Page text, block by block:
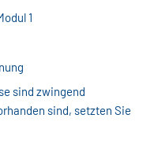
1
sind zwingend
sind, setzten Sie